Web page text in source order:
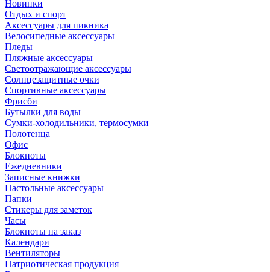
Новинки
Отдых и спорт
Аксессуары для пикника
Велосипедные аксессуары
Пледы
Пляжные аксессуары
Светоотражающие аксессуары
Солнцезащитные очки
Спортивные аксессуары
Фрисби
Бутылки для воды
Сумки-холодильники, термосумки
Полотенца
Офис
Блокноты
Ежедневники
Записные книжки
Настольные аксессуары
Папки
Стикеры для заметок
Часы
Блокноты на заказ
Календари
Вентиляторы
Патриотическая продукция